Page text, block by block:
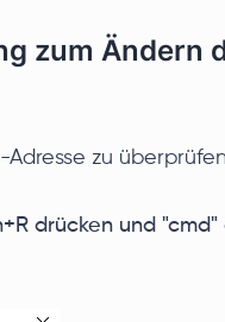
zum Ändern
zu
drücken und